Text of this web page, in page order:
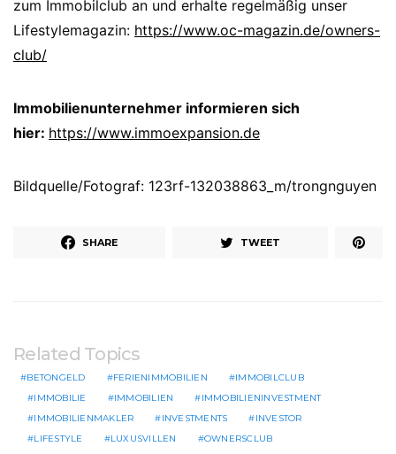
zum Immobilclub an und erhalte regelmäßig unser
Lifestylemagazin: https://www.oc-magazin.de/owners-
club/
Immobilienunternehmer informieren sich
hier: https://www.immoexpansion.de
Bildquelle/Fotograf: 123rf-132038863_m/trongnguyen
SHARE TWEET
Related Topics
BETONGELD FERIENIMMOBILIEN
IMMOBILCLUB
IMMOBILIE
IMMOBILIEN
IMMOBILIENINVESTMENT
IMMOBILIENMAKLER
INVESTMENTS
INVESTOR
LIFESTYLE
LUXUSVILLEN
OWNERSCLUB